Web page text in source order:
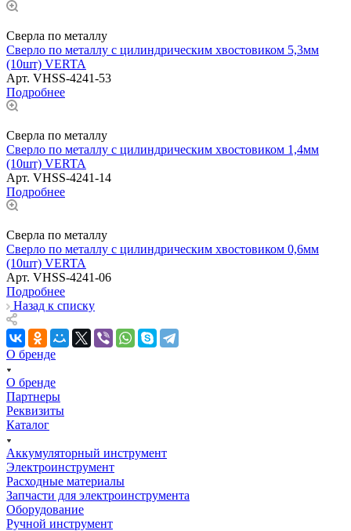
Сверла по металлу
Сверло по металлу с цилиндрическим хвостовиком 5,3мм
(10шт) VERTA
Арт. VHSS-4241-53
Подробнее
Сверла по металлу
Сверло по металлу с цилиндрическим хвостовиком 1,4мм
(10шт) VERTA
Арт. VHSS-4241-14
Подробнее
Сверла по металлу
Сверло по металлу с цилиндрическим хвостовиком 0,6мм
(10шт) VERTA
Арт. VHSS-4241-06
Подробнее
Назад к списку
О бренде
О бренде
Партнеры
Реквизиты
Каталог
Аккумуляторный инструмент
Электроинструмент
Расходные материалы
Запчасти для электроинструмента
Оборудование
Ручной инструмент